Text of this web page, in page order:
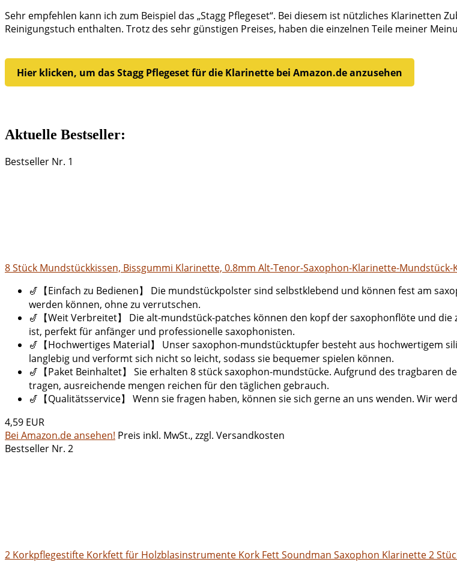
Sehr empfehlen kann ich zum Beispiel das „Stagg Pflegeset“. Bei diesem ist nützliches Klarinetten
Reinigungstuch enthalten. Trotz des sehr günstigen Preises, haben die einzelnen Teile meiner
Hier klicken, um das Stagg Pflegeset für die Klarinette bei Amazon.de anzusehen
Aktuelle Bestseller:
Bestseller Nr. 1
8 Stück Mundstückkissen, Bissgummi Klarinette, 0.8mm Alt-Tenor-Saxophon-Klarinette-
🎷【Einfach zu Bedienen】 Die mundstückpolster sind selbstklebend und können fest am
werden können, ohne zu verrutschen.
🎷【Weit Verbreitet】 Die alt-mundstück-patches können den kopf der saxophonflöte und
ist, perfekt für anfänger und professionelle saxophonisten.
🎷【Hochwertiges Material】 Unser saxophon-mundstücktupfer besteht aus hochwertigem
langlebig und verformt sich nicht so leicht, sodass sie bequemer spielen können.
🎷【Paket Beinhaltet】 Sie erhalten 8 stück saxophon-mundstücke. Aufgrund des tragbaren
tragen, ausreichende mengen reichen für den täglichen gebrauch.
🎷【Qualitätsservice】 Wenn sie fragen haben, können sie sich gerne an uns wenden. Wir
4,59 EUR
Bei Amazon.de ansehen! Preis inkl. MwSt., zzgl. Versandkosten
Bestseller Nr. 2
2 Korkpflegestifte Korkfett für Holzblasinstrumente Kork Fett Soundman Saxophon Klarinette 2